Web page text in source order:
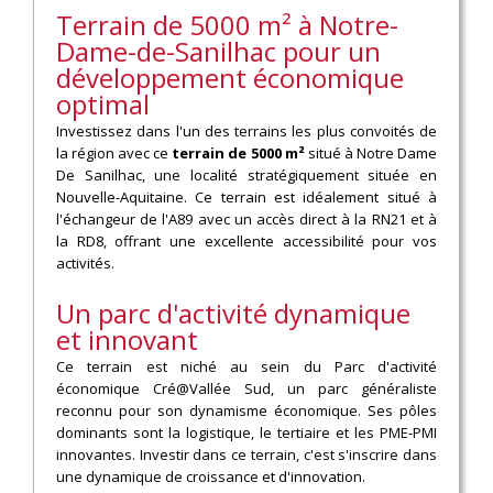
Terrain de 5000 m² à Notre-
Dame-de-Sanilhac pour un
développement économique
optimal
Investissez dans l'un des terrains les plus convoités de
la région avec ce terrain de 5000 m²situé à Notre Dame
De Sanilhac, une localité stratégiquement située en
Nouvelle-Aquitaine. Ce terrain est idéalement situé à
l'échangeur de l'A89 avec un accès direct à la RN21 et à
la RD8, offrant une excellente accessibilité pour vos
activités.
Un parc d'activité dynamique
et innovant
Ce terrain est niché au sein du Parc d'activité
économique Cré@Vallée Sud, un parc généraliste
reconnu pour son dynamisme économique. Ses pôles
dominants sont la logistique, le tertiaire et les PME-PMI
innovantes. Investir dans ce terrain, c'est s'inscrire dans
une dynamique de croissance et d'innovation.